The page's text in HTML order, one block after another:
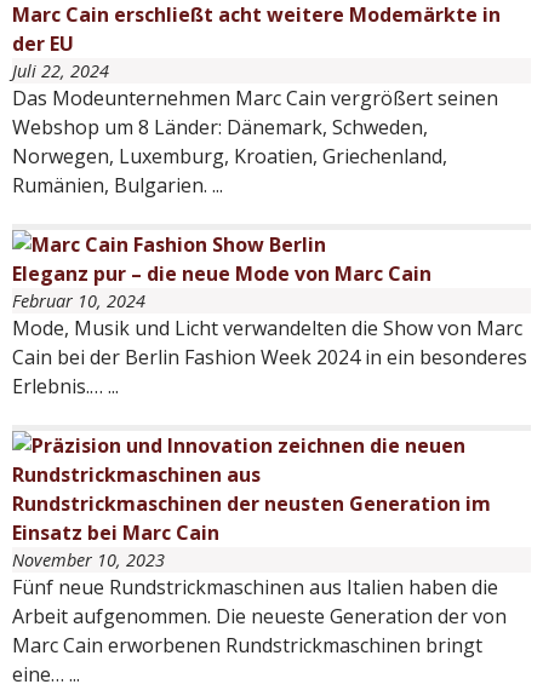
Marc Cain erschließt acht weitere Modemärkte in
der EU
Juli 22, 2024
Das Modeunternehmen Marc Cain vergrößert seinen
Webshop um 8 Länder: Dänemark, Schweden,
Norwegen, Luxemburg, Kroatien, Griechenland,
Rumänien, Bulgarien. ...
Eleganz pur – die neue Mode von Marc Cain
Februar 10, 2024
Mode, Musik und Licht verwandelten die Show von Marc
Cain bei der Berlin Fashion Week 2024 in ein besonderes
Erlebnis.… ...
Rundstrickmaschinen der neusten Generation im
Einsatz bei Marc Cain
November 10, 2023
Fünf neue Rundstrickmaschinen aus Italien haben die
Arbeit aufgenommen. Die neueste Generation der von
Marc Cain erworbenen Rundstrickmaschinen bringt
eine… ...